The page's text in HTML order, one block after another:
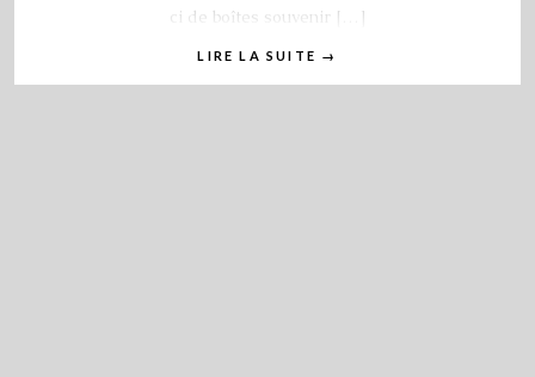
ci de boîtes souvenir […]
LIRE LA SUITE →